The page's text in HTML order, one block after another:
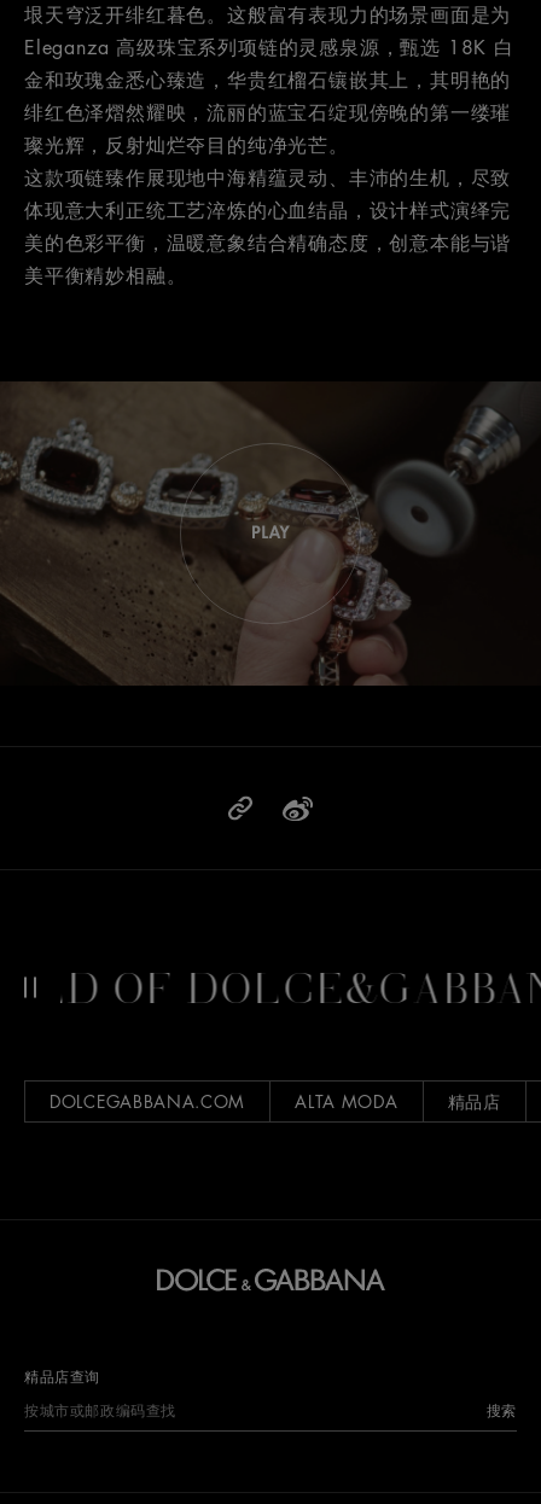
垠天穹泛开绯红暮色。这般富有表现力的场景画面是为
Eleganza 高级珠宝系列项链的灵感泉源，甄选 18K 白
金和玫瑰金悉心臻造，华贵红榴石镶嵌其上，其明艳的
绯红色泽熠然耀映，流丽的蓝宝石绽现傍晚的第一缕璀
璨光辉，反射灿烂夺目的纯净光芒。
这款项链臻作展现地中海精蕴灵动、丰沛的生机，尽致
体现意大利正统工艺淬炼的心血结晶，设计样式演绎完
美的色彩平衡，温暖意象结合精确态度，创意本能与谐
美平衡精妙相融。
OF DOLCE&GABBANA
DOLCEGABBANA.COM ALTA MODA 精品店
精品店查询
搜索